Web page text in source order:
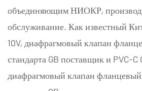
объединяющим НИОКР,
обслуживание. Как известный
10V, диафрагмовый клапан
стандарта GB поставщик и PVC-C
диафрагмовый клапан